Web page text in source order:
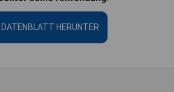
DATENBLATT HERUNTER